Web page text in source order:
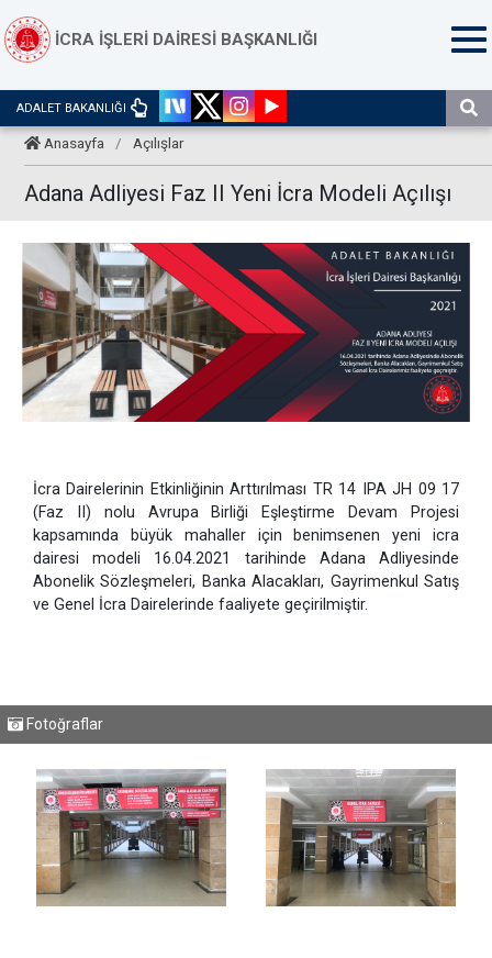
İCRA İŞLERİ DAİRESİ BAŞKANLIĞI
ADALET BAKANLIĞI
Anasayfa / Açılışlar
Adana Adliyesi Faz II Yeni İcra Modeli Açılışı
İcra Dairelerinin Etkinliğinin Arttırılması TR 14 IPA JH 09 17
(Faz II) nolu Avrupa Birliği Eşleştirme Devam Projesi
kapsamında büyük mahaller için benimsenen yeni icra
dairesi modeli 16.04.2021 tarihinde Adana Adliyesinde
Abonelik Sözleşmeleri, Banka Alacakları, Gayrimenkul Satış
ve Genel İcra Dairelerinde faaliyete geçirilmiştir.
Fotoğraflar